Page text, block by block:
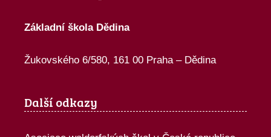
Základní škola Dědina
Žukovského 6/580, 161 00 Praha – Dědina
Další odkazy